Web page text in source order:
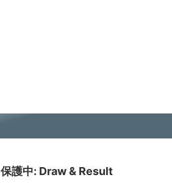
保護中: Draw & Result